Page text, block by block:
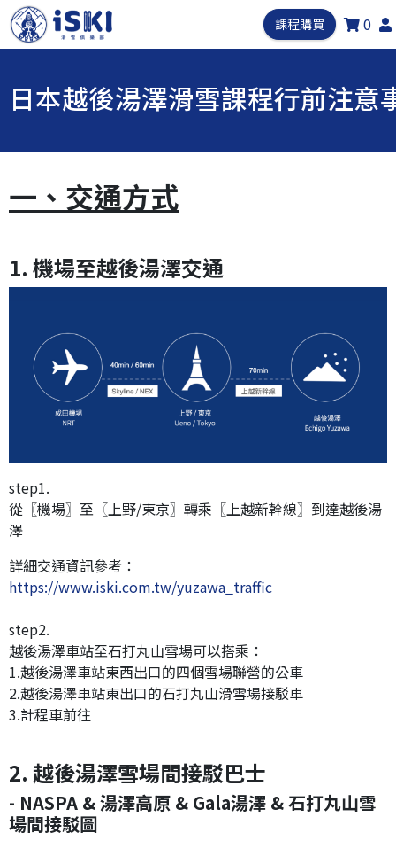
課程購買 0
日本越後湯澤滑雪課程行前注意
一、交通方式
1. 機場至越後湯澤交通
step1.
從〖機場〗至〖上野/東京〗轉乘〖上越新幹線〗到達越後湯
澤
詳細交通資訊參考：
https://www.iski.com.tw/yuzawa_traffic
step2.
越後湯澤車站至石打丸山雪場可以搭乘：
1.越後湯澤車站東西出口的四個雪場聯營的公車
2.越後湯澤車站東出口的石打丸山滑雪場接駁車
3.計程車前往
2. 越後湯澤雪場間接駁巴士
- NASPA & 湯澤高原 & Gala湯澤 & 石打丸山雪
場間接駁圖